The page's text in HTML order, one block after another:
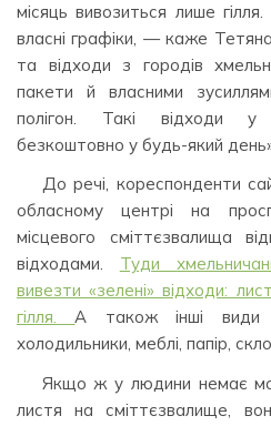
місяць вивозиться лише
власні графіки, — каже
та відходи з городів
пакети й власними
полігон. Такі відходи у
безкоштовно у будь-який
До речі, кореспонденти
обласному центрі на
місцевого сміттєзвалища
відходами. Туди
вивезти «зелені» відходи:
гілля.А також інші види
холодильники, меблі, папір,
Якщо ж у людини немає
листя на сміттєзвалище,